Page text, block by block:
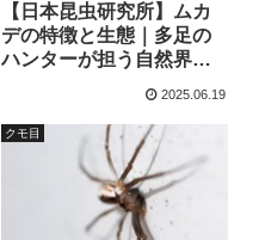
【日本昆虫研究所】ムカ
デの特徴と生態｜多足の
ハンターが担う自然界の
2025.06.19
クモ目